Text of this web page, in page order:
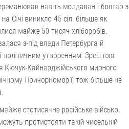
навіть молдаван і болгар з
Січі виникло 45 сіл, більше як
майже 50 тисяч хліборобів.
з-під влади Петербурга й
політичним утворенням. Зрештою
Кючук-Кайнарджійського мирного
Причорномор’ї, тож більше не
стотисячне російське військо.
протистояти такій чисельній